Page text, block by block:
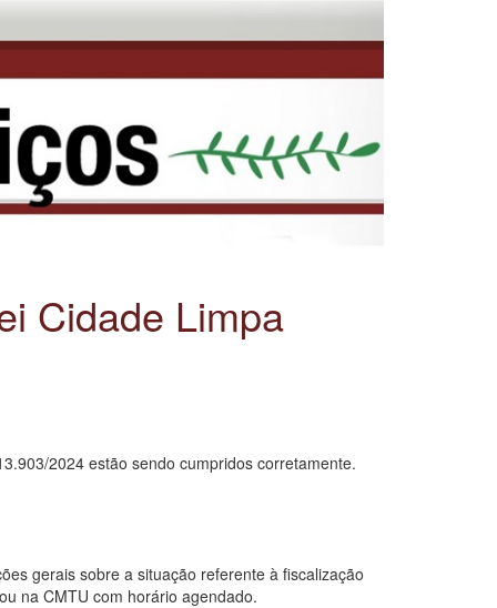
Cidade Limpa
2024 estão sendo cumpridos corretamente.
gerais sobre a situação referente à fiscalização
na CMTU com horário agendado.